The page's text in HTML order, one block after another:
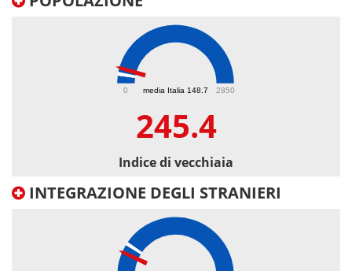
media Italia 148.7
0 2850
245.4
Indice di vecchiaia
INTEGRAZIONE DEGLI STRANIERI